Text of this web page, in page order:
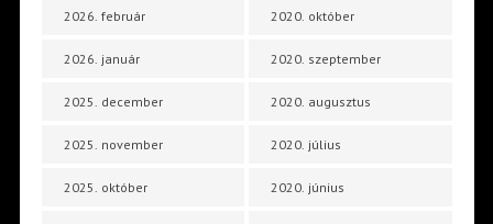
2026. február
2026. január
2025. december
2025. november
2025. október
2020. október
2020. szeptember
2020. augusztus
2020. július
2020. június